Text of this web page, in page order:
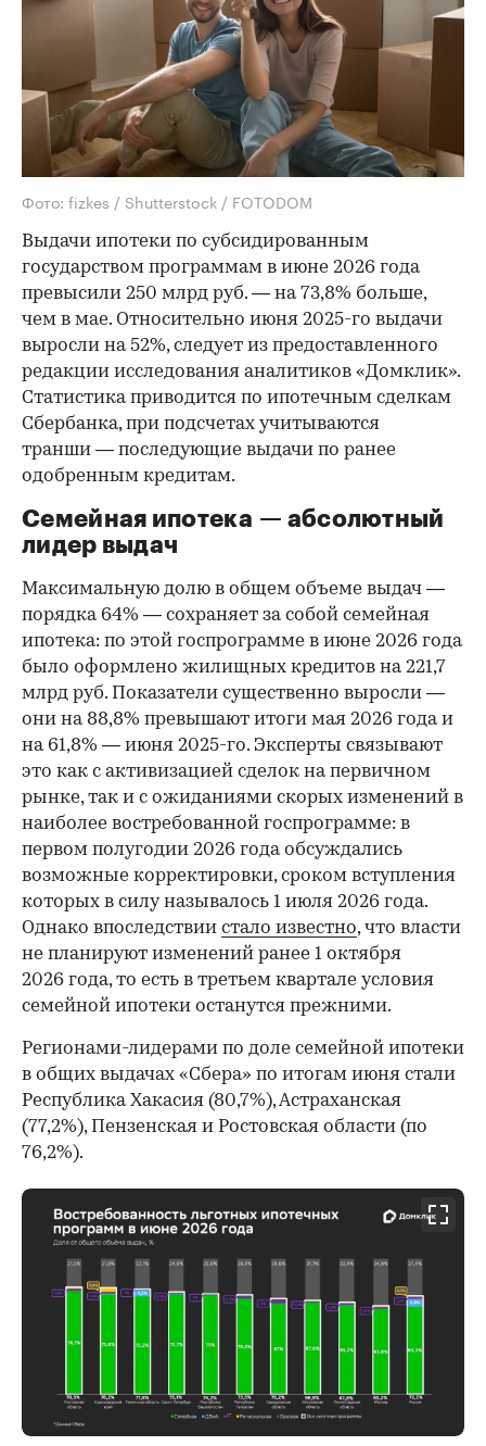
Фото: fizkes / Shutterstock / FOTODOM
Выдачи ипотеки по субсидированным
государством программам в июне 2026 года
превысили 250 млрд руб. — на 73,8% больше,
чем в мае. Относительно июня 2025-го выдачи
выросли на 52%, следует из предоставленного
редакции исследования аналитиков «Домклик».
Статистика приводится по ипотечным сделкам
Сбербанка, при подсчетах учитываются
транши — последующие выдачи по ранее
одобренным кредитам.
Семейная ипотека — абсолютный
лидер выдач
Максимальную долю в общем объеме выдач —
порядка 64% — сохраняет за собой семейная
ипотека: по этой госпрограмме в июне 2026 года
было оформлено жилищных кредитов на 221,7
млрд руб. Показатели существенно выросли —
они на 88,8% превышают итоги мая 2026 года и
на 61,8% — июня 2025-го. Эксперты связывают
это как с активизацией сделок на первичном
рынке, так и с ожиданиями скорых изменений в
наиболее востребованной госпрограмме: в
первом полугодии 2026 года обсуждались
возможные корректировки, сроком вступления
которых в силу называлось 1 июля 2026 года.
Однако впоследствии стало известно, что власти
не планируют изменений ранее 1 октября
2026 года, то есть в третьем квартале условия
семейной ипотеки останутся прежними.
00:00 / 00:00
Регионами-лидерами по доле семейной ипотеки
в общих выдачах «Сбера» по итогам июня стали
Республика Хакасия (80,7%), Астраханская
(77,2%), Пензенская и Ростовская области (по
76,2%).